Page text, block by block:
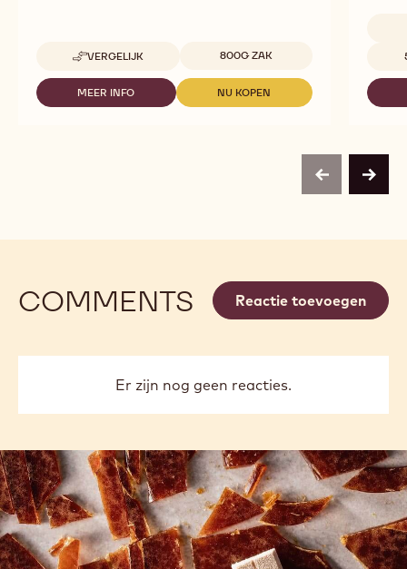
VERGELIJK
-
NIBS
Beschikbare maten
800G ZAK
MEER INFO
-
NU KOPEN
-
previousnext
COMMENTS Reactie toevoegen
Er zijn nog geen reacties.